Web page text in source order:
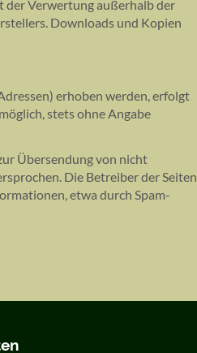
der Verwertung außerhalb der
Downloads und Kopien
erhoben werden, erfolgt
stets ohne Angabe
Übersendung von nicht
Die Betreiber der Seiten
etwa durch Spam-